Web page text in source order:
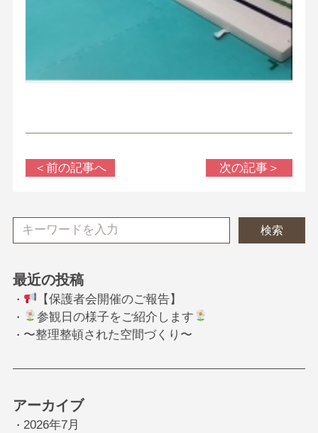
＜前の記事へ 次の記事＞
検索
最近の投稿
・ 【保護者会開催のご報告】
・ 参観日の様子をご紹介します
・ 〜整理整頓された空間づくり〜
アーカイブ
・ 2026年7月